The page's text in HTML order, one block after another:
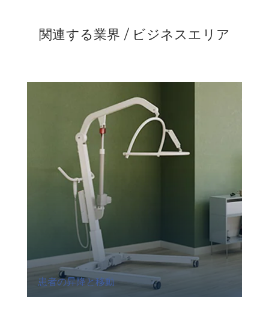
関連する業界 / ビジネスエリア
患者の昇降と移動